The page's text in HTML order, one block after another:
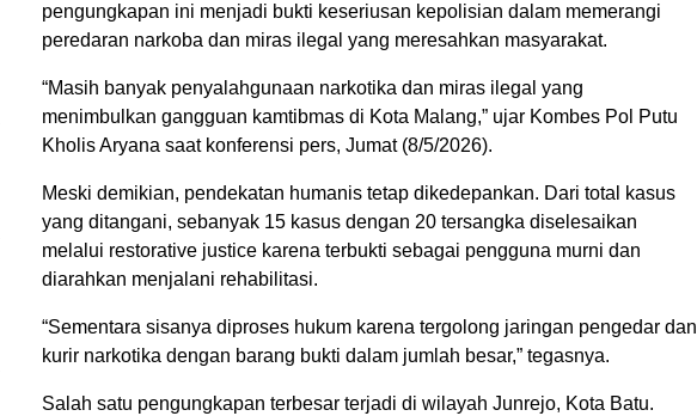
pengungkapan ini menjadi bukti keseriusan kepolisian dalam memerangi
peredaran narkoba dan miras ilegal yang meresahkan masyarakat.
“Masih banyak penyalahgunaan narkotika dan miras ilegal yang
menimbulkan gangguan kamtibmas di Kota Malang,” ujar Kombes Pol Putu
Kholis Aryana saat konferensi pers, Jumat (8/5/2026).
Meski demikian, pendekatan humanis tetap dikedepankan. Dari total kasus
yang ditangani, sebanyak 15 kasus dengan 20 tersangka diselesaikan
melalui restorative justice karena terbukti sebagai pengguna murni dan
diarahkan menjalani rehabilitasi.
“Sementara sisanya diproses hukum karena tergolong jaringan pengedar dan
kurir narkotika dengan barang bukti dalam jumlah besar,” tegasnya.
Salah satu pengungkapan terbesar terjadi di wilayah Junrejo, Kota Batu.